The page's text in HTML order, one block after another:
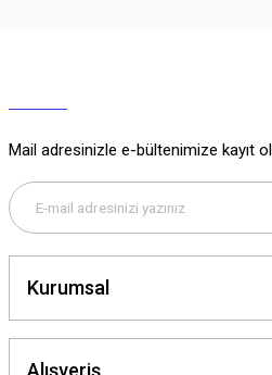
Mail adresinizle e-bültenimize kayıt
Kurumsal